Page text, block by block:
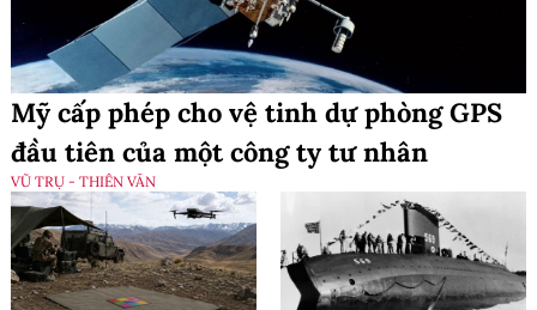
Mỹ cấp phép cho vệ tinh dự phòng GPS
đầu tiên của một công ty tư nhân
VŨ TRỤ - THIÊN VĂN